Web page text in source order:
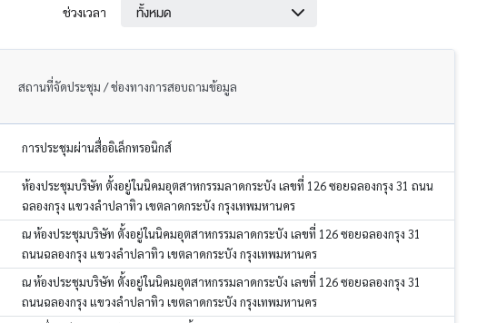
ช่วงเวลา ทั้งหมด
สถานที่จัดประชุม / ช่องทางการสอบถามข้อมูล
การประชุมผ่านสื่ออิเล็กทรอนิกส์
ห้องประชุมบริษัท ตั้งอยู่ในนิคมอุตสาหกรรมลาดกระบัง เลขที่ 126 ซอยฉลองกรุง 31 ถนน
ฉลองกรุง แขวงลำปลาทิว เขตลาดกระบัง กรุงเทพมหานคร
ณ ห้องประชุมบริษัท ตั้งอยู่ในนิคมอุตสาหกรรมลาดกระบัง เลขที่ 126 ซอยฉลองกรุง 31
ถนนฉลองกรุง แขวงลำปลาทิว เขตลาดกระบัง กรุงเทพมหานคร
ณ ห้องประชุมบริษัท ตั้งอยู่ในนิคมอุตสาหกรรมลาดกระบัง เลขที่ 126 ซอยฉลองกรุง 31
ถนนฉลองกรุง แขวงลำปลาทิว เขตลาดกระบัง กรุงเทพมหานคร